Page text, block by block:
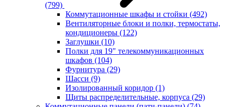
(799)
Коммутационные шкафы и стойки (492)
Вентиляторные блоки и полки, термостаты,
кондиционеры (122)
Заглушки (10)
Полки для 19" телекоммуникационных
шкафов (104)
Фурнитура (29)
Шасси (9)
Изолированный коридор (1)
Щиты распределительные, корпуса (29)